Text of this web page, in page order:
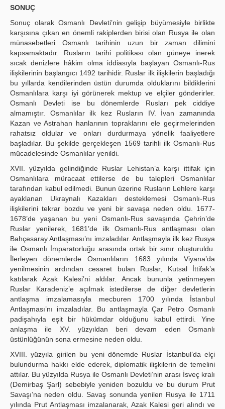
SONUÇ
Sonuç olarak Osmanlı Devleti’nin gelişip büyümesiyle birlikte
karşısına çıkan en önemli rakiplerden birisi olan Rusya ile olan
münasebetleri Osmanlı tarihinin uzun bir zaman dilimini
kapsamaktadır. Rusların tarihi politikası olan güneye inerek
sıcak denizlere hâkim olma iddiasıyla başlayan Osmanlı-Rus
ilişkilerinin başlangıcı 1492 tarihidir. Ruslar ilk ilişkilerin başladığı
bu yıllarda kendilerinden üstün durumda olduklarını bildiklerini
Osmanlılara karşı iyi görünerek mektup ve elçiler gönderirler.
Osmanlı Devleti ise bu dönemlerde Rusları pek ciddiye
almamıştır. Osmanlılar ilk kez Rusların IV. İvan zamanında
Kazan ve Astrahan hanlarının topraklarını ele geçirmelerinden
rahatsız oldular ve onları durdurmaya yönelik faaliyetlere
başladılar. Bu şekilde gerçekleşen 1569 tarihli ilk Osmanlı-Rus
mücadelesinde Osmanlılar yenildi.
XVII. yüzyılda gelindiğinde Ruslar Lehistan’a karşı ittifak için
Osmanlılara müracaat ettilerse de bu talepleri Osmanlılar
tarafından kabul edilmedi. Bunun üzerine Rusların Lehlere karşı
ayaklanan Ukraynalı Kazakları desteklemesi Osmanlı-Rus
ilişkilerini tekrar bozdu ve yeni bir savaşa neden oldu. 1677-
1678’de yaşanan bu yeni Osmanlı-Rus savaşında Çehrin’de
Ruslar yenilerek, 1681’de ilk Osmanlı-Rus antlaşması olan
Bahçesaray Antlaşması’nı imzaladılar. Antlaşmayla ilk kez Rusya
ile Osmanlı İmparatorluğu arasında ortak bir sınır oluşturuldu.
İlerleyen dönemlerde Osmanlıların 1683 yılında Viyana’da
yenilmesinin ardından cesaret bulan Ruslar, Kutsal İttifak’a
katılarak Azak Kalesi’ni aldılar. Ancak bununla yetinmeyen
Ruslar Karadeniz’e açılmak istedilerse de diğer devletlerin
antlaşma imzalamasıyla mecburen 1700 yılında İstanbul
Antlaşması’nı imzaladılar. Bu antlaşmayla Çar Petro Osmanlı
padişahıyla eşit bir hükümdar olduğunu kabul ettirdi. Yine
anlaşma ile XV. yüzyıldan beri devam eden Osmanlı
üstünlüğünün sona ermesine neden oldu.
XVIII. yüzyıla girilen bu yeni dönemde Ruslar İstanbul’da elçi
bulundurma hakkı elde ederek, diplomatik ilişkilerin de temelini
attılar. Bu yüzyılda Rusya ile Osmanlı Devleti’nin arası İsveç kralı
(Demirbaş Şarl) sebebiyle yeniden bozuldu ve bu durum Prut
Savaşı’na neden oldu. Savaş sonunda yenilen Rusya ile 1711
yılında Prut Antlaşması imzalanarak, Azak Kalesi geri alındı ve